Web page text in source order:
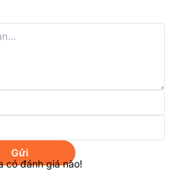
Gửi
có đánh giá nào!